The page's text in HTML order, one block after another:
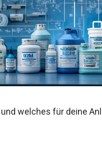
welches für deine